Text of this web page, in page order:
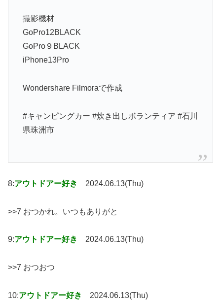
撮影機材
GoPro12BLACK
GoPro９BLACK
iPhone13Pro
Wondershare Filmoraで作成
#キャンピングカー #炊き出しボランティア #石川
県珠洲市
8:アウトドアー好き 2024.06.13(Thu)
>>7 おつかれ。いつもありがと
9:アウトドアー好き 2024.06.13(Thu)
>>7 おつおつ
10:アウトドアー好き 2024.06.13(Thu)